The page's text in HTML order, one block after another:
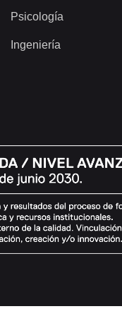
Psicología
Ingeniería